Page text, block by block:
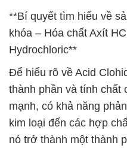
**Bí quyết tìm hiểu về
khóa – Hóa chất Axít
Hydrochloric**
Để hiểu rõ về Acid
thành phần và tính chất
mạnh, có khả năng
kim loại đến các hợp
nó trở thành một thành